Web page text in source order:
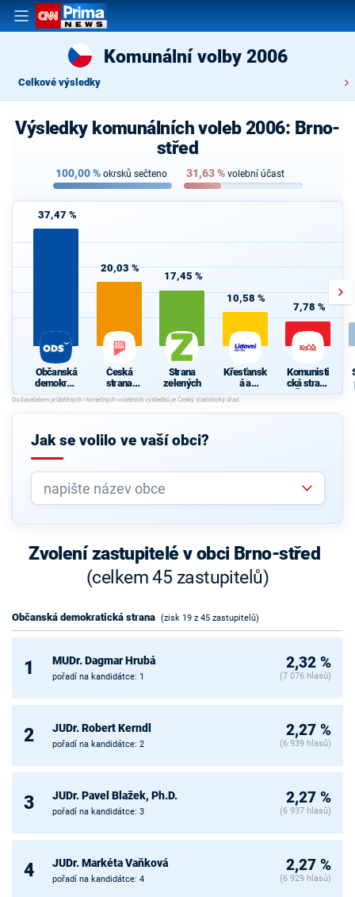
Komunální volby 2006
Celkové výsledky
Výsledky komunálních voleb 2006: Brno-
střed
100,00% okrsků sečteno 31,63% volební účast
37,47 %
Občanská
demokrati
cká strana
20,03 %
Česká
strana
sociálně
demokrati
cká
17,45 %
Strana
zelených
10,58 %
Křesťansk
á a
demokrati
cká unie -
Českoslov
7,78 %
Komunisti
cká strana
Čech a
Jak se volilo ve vaší obci?
Zvolení zastupitelé v obci Brno-střed
(celkem 45 zastupitelů)
Občanská demokratická strana (zisk 19 z 45 zastupitelů)
1 MUDr. Dagmar Hrubá
pořadí na kandidátce: 1
2,32 %
(7 076 hlasů)
2 JUDr. Robert Kerndl
pořadí na kandidátce: 2
2,27 %
(6 939 hlasů)
3 JUDr. Pavel Blažek, Ph.D.
pořadí na kandidátce: 3
2,27 %
(6 937 hlasů)
4 JUDr. Markéta Vaňková
pořadí na kandidátce: 4
2,27 %
(6 929 hlasů)